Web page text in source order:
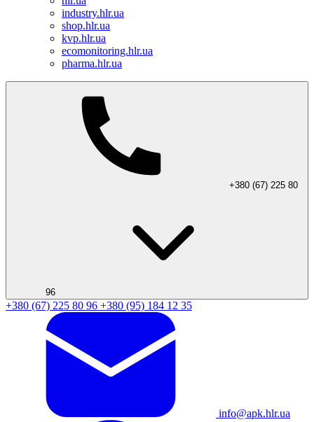
industry.hlr.ua
shop.hlr.ua
kvp.hlr.ua
ecomonitoring.hlr.ua
pharma.hlr.ua
+380 (67) 225 80
96
+380 (67) 225 80 96 +380 (95) 184 12 35
info@apk.hlr.ua